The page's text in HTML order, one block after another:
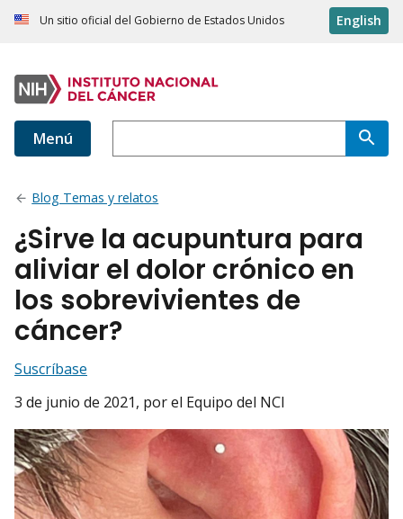
Un sitio oficial del Gobierno de Estados Unidos English
Menú
Blog Temas y relatos
¿Sirve la acupuntura para
aliviar el dolor crónico en
los sobrevivientes de
cáncer?
Suscríbase
3 de junio de 2021, por el Equipo del NCI